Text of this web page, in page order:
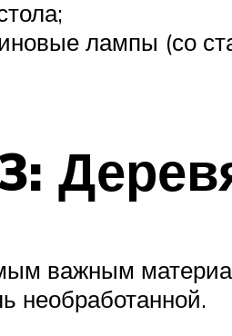
лампы (со
важным
необработанной.